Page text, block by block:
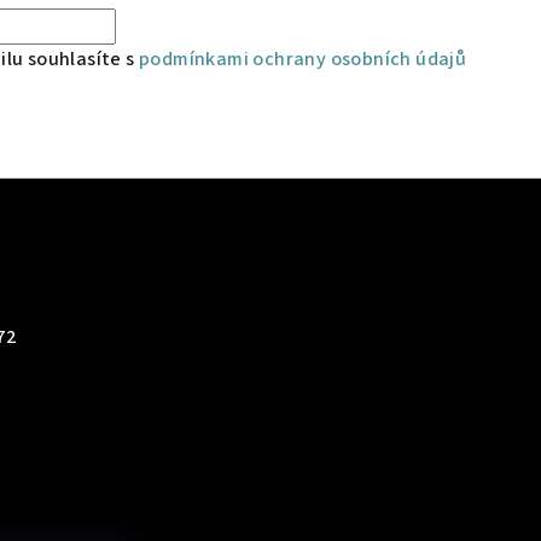
souhlasíte s podmínkami ochrany osobních údajů